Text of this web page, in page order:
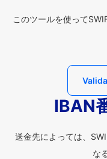
このツールを使って
IBAN
送金先によっては、
な